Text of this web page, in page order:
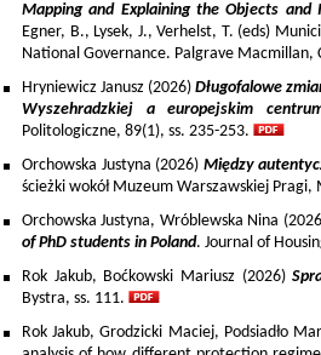
Mapping and Explaining the Objects
Egner, B., Lysek, J., Verhelst, T. (eds)
National Governance. Palgrave Macmillan,
Hryniewicz Janusz (2026) Długofalowe
Wyszehradzkiej a europejskim
Politologiczne, 89(1), ss. 235-253.
Orchowska Justyna (2026) Między
ścieżki wokół Muzeum Warszawskiej
Orchowska Justyna, Wróblewska Nina
of PhD students in Poland. Journal of
Rok Jakub, Boćkowski Mariusz (2026)
Bystra, ss. 111.
Rok Jakub, Grodzicki Maciej, Podsiadło